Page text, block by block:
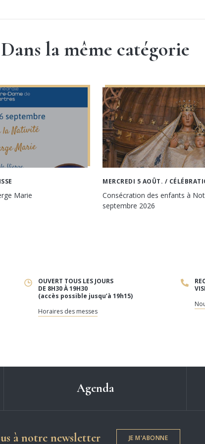
Dans la même catégorie
Marie
MERCREDI 5 AOÛT. /
Consécration des enfants à
septembre 2026
OUVERT TOUS LES JOURS
DE 8H30 À 19H30
(accès possible jusqu’à 19h15)
Horaires des messes
Agenda
Chartres
à notre newsletter JE M'ABONNE